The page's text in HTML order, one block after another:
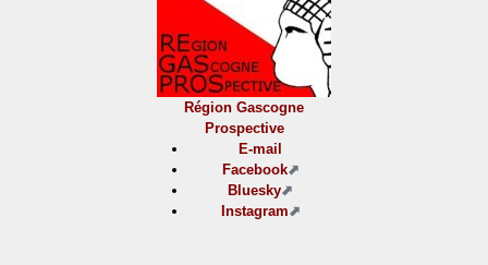
Région Gascogne
Prospective
E-mail
Facebook
Bluesky
Instagram